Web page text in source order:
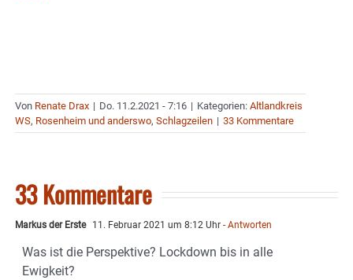
Von Renate Drax | Do. 11.2.2021 - 7:16 | Kategorien: Altlandkreis
WS, Rosenheim und anderswo, Schlagzeilen | 33 Kommentare
33 Kommentare
Markus der Erste 11. Februar 2021 um 8:12 Uhr - Antworten
Was ist die Perspektive? Lockdown bis in alle
Ewigkeit?